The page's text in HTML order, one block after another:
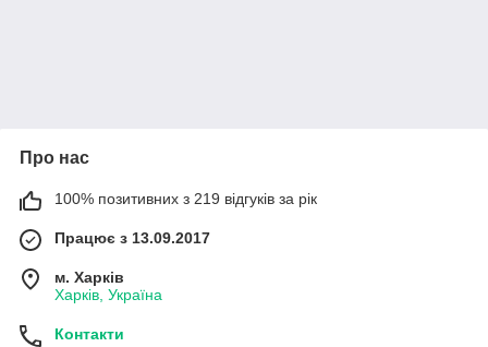
Про нас
100% позитивних з 219 відгуків за рік
Працює з 13.09.2017
м. Харків
Харків, Україна
Контакти